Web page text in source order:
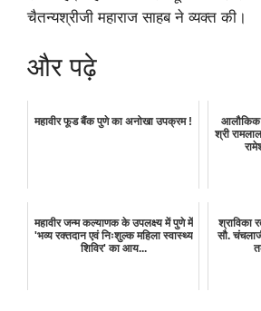
चैतन्यश्रीजी महाराज साहब ने व्यक्त की।
और पढ़े
महावीर फूड बैंक पुणे का अनोखा उपक्रम !
आलौकिक
श्री
महावीर जन्म कल्याणक के उपलक्ष्य में पुणे में
'भव्य रक्तदान एवं निःशुल्क महिला स्वास्थ्य
शिविर' का आय...
श्राविका
सौ.